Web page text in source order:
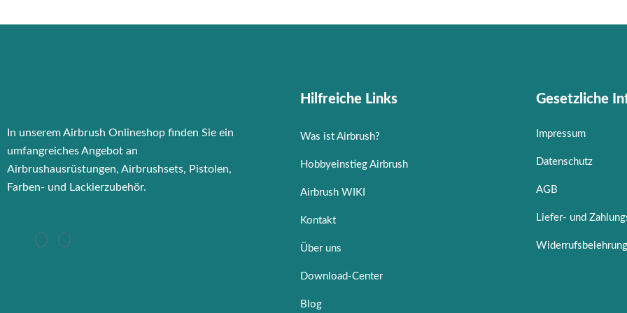
In unserem Airbrush Onlineshop finden Sie ein
umfangreiches Angebot an
Airbrushausrüstungen, Airbrushsets, Pistolen,
Farben- und Lackierzubehör.
Hilfreiche Links
Was ist Airbrush?
Hobbyeinstieg Airbrush
Airbrush WIKI
Kontakt
Über uns
Download-Center
Blog
Gesetzliche
Impressum
Datenschutz
AGB
Liefer- und
Widerrufsbelehrung